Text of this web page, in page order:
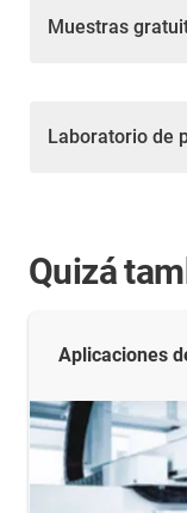
Muestras
Laboratorio de
Quizá
Aplicaciones